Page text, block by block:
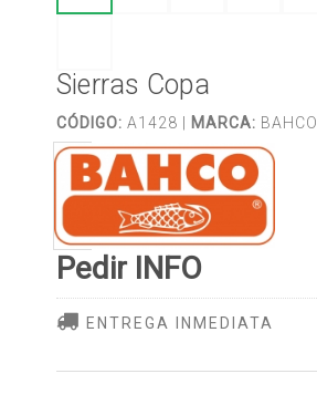
Sierras Copa
CÓDIGO: A1428 | MARCA: BAHCO
Pedir INFO
ENTREGA INMEDIATA